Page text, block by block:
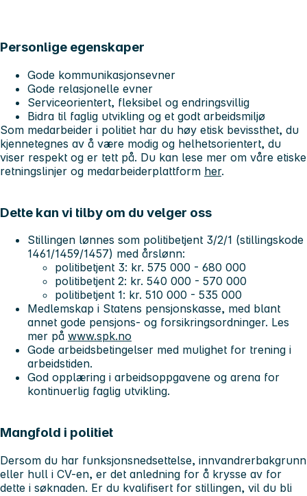
Personlige egenskaper
Gode kommunikasjonsevner
Gode relasjonelle evner
Serviceorientert, fleksibel og endringsvillig
Bidra til faglig utvikling og et godt arbeidsmiljø
Som medarbeider i politiet har du høy etisk bevissthet, du
kjennetegnes av å være modig og helhetsorientert, du
viser respekt og er tett på. Du kan lese mer om våre etiske
retningslinjer og medarbeiderplattform her.
Dette kan vi tilby om du velger oss
Stillingen lønnes som politibetjent 3/2/1 (stillingskode
1461/1459/1457) med årslønn:
politibetjent 3: kr. 575 000 - 680 000
politibetjent 2: kr. 540 000 - 570 000
politibetjent 1: kr. 510 000 - 535 000
Medlemskap i Statens pensjonskasse, med blant
annet gode pensjons- og forsikringsordninger. Les
mer på www.spk.no
Gode arbeidsbetingelser med mulighet for trening i
arbeidstiden.
God opplæring i arbeidsoppgavene og arena for
kontinuerlig faglig utvikling.
Mangfold i politiet
Dersom du har funksjonsnedsettelse, innvandrerbakgrunn
eller hull i CV-en, er det anledning for å krysse av for
dette i søknaden. Er du kvalifisert for stillingen, vil du bli